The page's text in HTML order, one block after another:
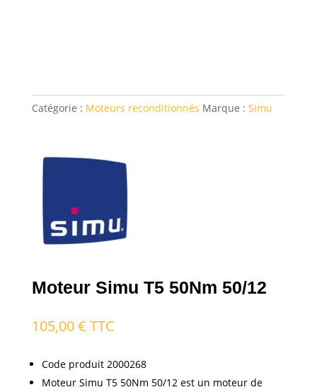
Catégorie : Moteurs reconditionnés Marque : Simu
Moteur Simu T5 50Nm 50/12
105,00€ TTC
Code produit 2000268
Moteur Simu T5 50Nm 50/12 est un moteur de